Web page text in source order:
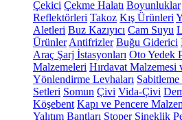
Çekici Çekme Halatı Boyunluklar
Reflektörleri Takoz Kış Ürünleri
Aletleri Buz Kazıyıcı Cam Suyu
Ürünler Antifrizler Buğu Giderici
Araç Şarj İstasyonları Oto Yedek
Malzemeleri Hırdavat Malzemesi
Yönlendirme Levhaları
Setleri Somun Çivi Vida-Çivi
Köşebent Kapı ve Pencere
Yalıtım Bantları Stoper Sineklik